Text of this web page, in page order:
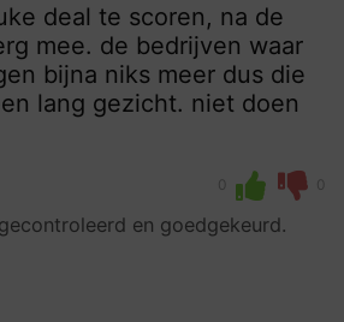
deal te scoren, na de
mee. de bedrijven waar
bijna niks meer dus die
lang gezicht. niet doen
0 0
en goedgekeurd.